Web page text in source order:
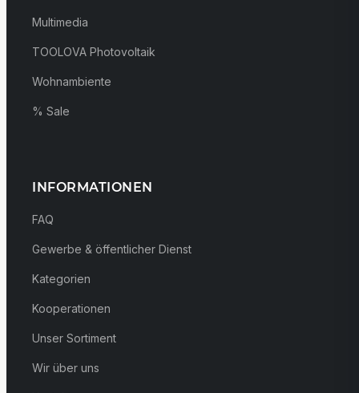
Multimedia
TOOLOVA Photovoltaik
Wohnambiente
% Sale
INFORMATIONEN
FAQ
Gewerbe & öffentlicher Dienst
Kategorien
Kooperationen
Unser Sortiment
Wir über uns